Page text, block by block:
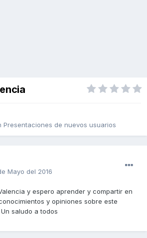
Presentaciones de nuevos usuarios
Mayo del 2016
y espero aprender y compartir en
y opiniones sobre este
saludo a todos